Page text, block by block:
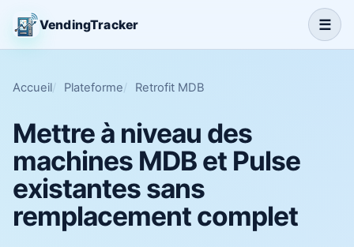
VendingTracker ☰
Accueil Plateforme Retrofit MDB
Mettre à niveau des
machines MDB et Pulse
existantes sans
remplacement complet